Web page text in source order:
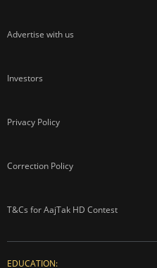
Advertise with us
Investors
Privacy Policy
Correction Policy
T&Cs for AajTak HD Contest
EDUCATION: